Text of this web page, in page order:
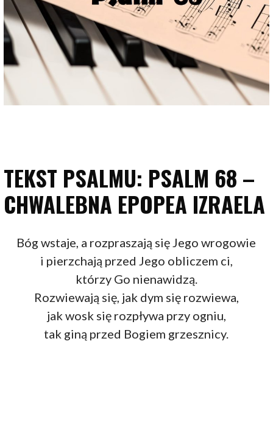
TEKST PSALMU: PSALM 68 –
CHWALEBNA EPOPEA IZRAELA
Bóg wstaje, a rozpraszają się Jego wrogowie
i pierzchają przed Jego obliczem ci,
którzy Go nienawidzą.
Rozwiewają się, jak dym się rozwiewa,
jak wosk się rozpływa przy ogniu,
tak giną przed Bogiem grzesznicy.